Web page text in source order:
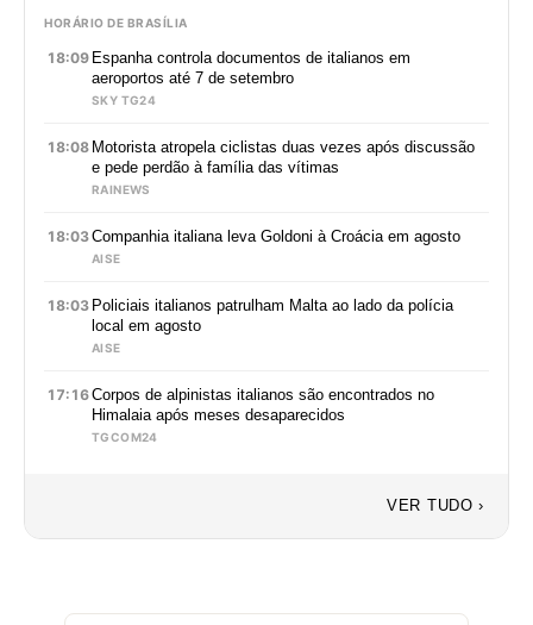
HORÁRIO DE BRASÍLIA
18:09 Espanha controla documentos de italianos em
aeroportos até 7 de setembro
SKY TG24
18:08 Motorista atropela ciclistas duas vezes após discussão
e pede perdão à família das vítimas
RAINEWS
18:03Companhia italiana leva Goldoni à Croácia em agosto
AISE
18:03 Policiais italianos patrulham Malta ao lado da polícia
local em agosto
AISE
17:16Corpos de alpinistas italianos são encontrados no
Himalaia após meses desaparecidos
TGCOM24
VER TUDO ›